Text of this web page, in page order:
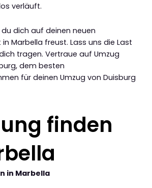
verläuft.
du dich auf deinen neuen
Marbella freust. Lass uns die Last
tragen. Vertraue auf Umzug
dem besten
für deinen Umzug von Duisburg
finden
in Marbella